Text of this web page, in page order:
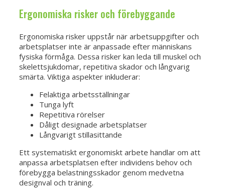
Ergonomiska risker och förebyggande
Ergonomiska risker uppstår när arbetsuppgifter och
arbetsplatser inte är anpassade efter människans
fysiska förmåga. Dessa risker kan leda till muskel och
skelettsjukdomar, repetitiva skador och långvarig
smärta. Viktiga aspekter inkluderar:
Felaktiga arbetsställningar
Tunga lyft
Repetitiva rörelser
Dåligt designade arbetsplatser
Långvarigt stillasittande
Ett systematiskt ergonomiskt arbete handlar om att
anpassa arbetsplatsen efter individens behov och
förebygga belastningsskador genom medvetna
designval och träning.